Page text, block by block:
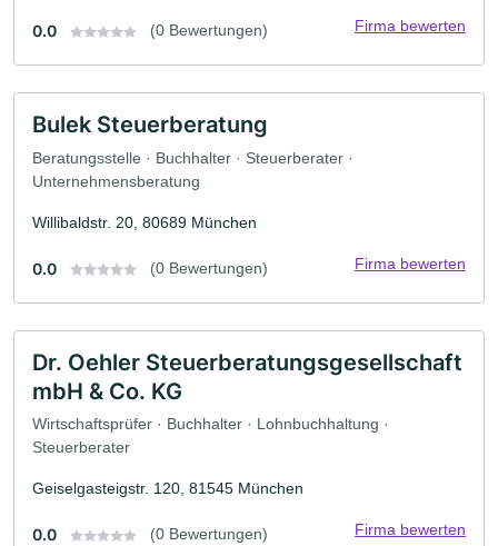
0.0 (0 Bewertungen) Firma bewerten
Bulek Steuerberatung
Beratungsstelle · Buchhalter · Steuerberater ·
Unternehmensberatung
Willibaldstr. 20, 80689 München
0.0 (0 Bewertungen) Firma bewerten
Dr. Oehler Steuerberatungsgesellschaft
mbH & Co. KG
Wirtschaftsprüfer · Buchhalter · Lohnbuchhaltung ·
Steuerberater
Geiselgasteigstr. 120, 81545 München
0.0 (0 Bewertungen) Firma bewerten